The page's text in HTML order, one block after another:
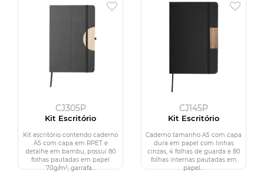
CJ305P
Kit Escritório
Kit escritório contendo caderno
A5 com capa em RPET e
detalhe em bambu, possui 80
folhas pautadas em papel
70g/m², garrafa...
CJ145P
Kit Escritório
Caderno tamanho A5 com capa
dura em papel com linhas
cinzas, 4 folhas de guarda e 80
folhas internas pautadas em
papel...